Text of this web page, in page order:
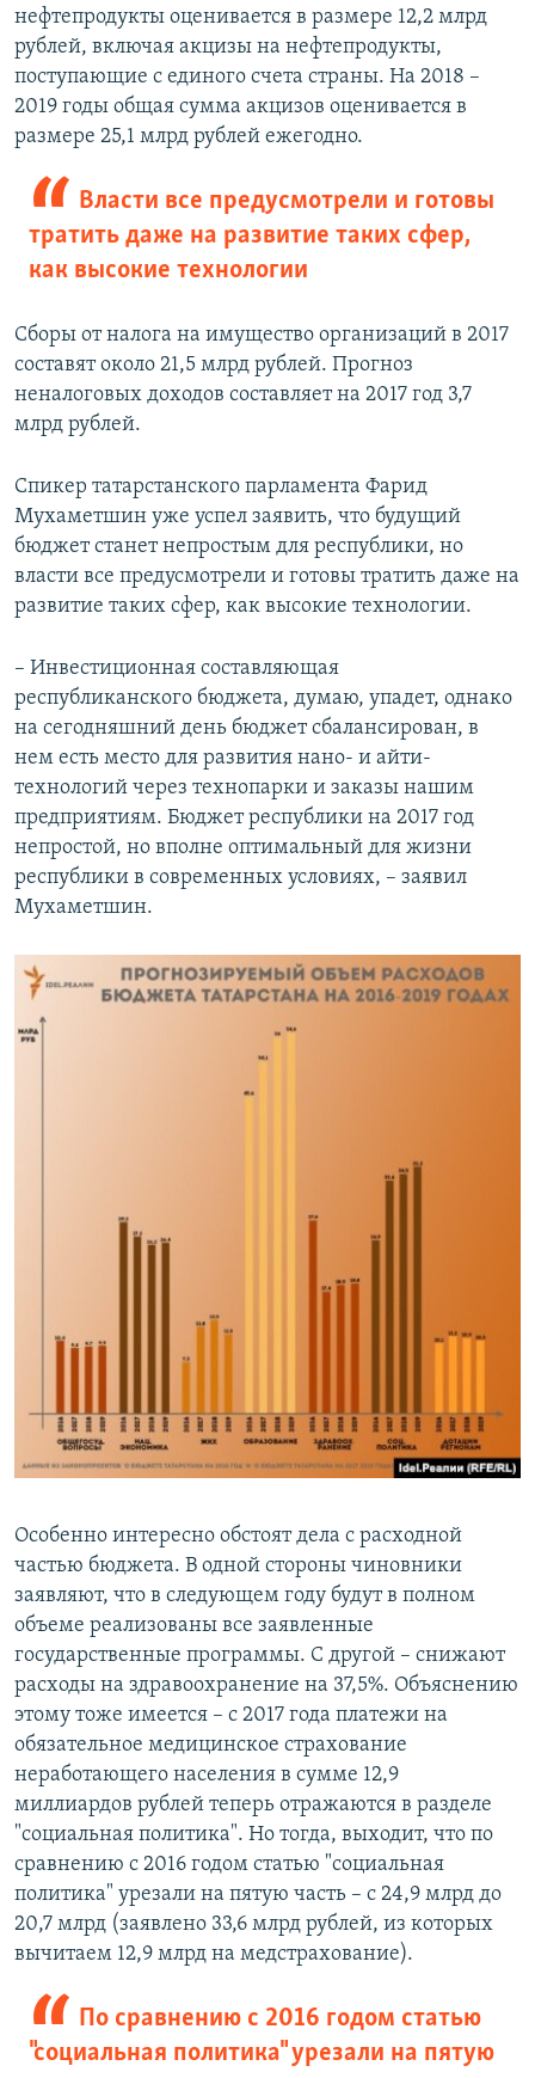
нефтепродукты оценивается в размере 12,2 млрд
рублей, включая акцизы на нефтепродукты,
поступающие с единого счета страны. На 2018 –
2019 годы общая сумма акцизов оценивается в
размере 25,1 млрд рублей ежегодно.
Власти все предусмотрели и готовы
тратить даже на развитие таких сфер,
как высокие технологии
Сборы от налога на имущество организаций в 2017
составят около 21,5 млрд рублей. Прогноз
неналоговых доходов составляет на 2017 год 3,7
млрд рублей.
Спикер татарстанского парламента Фарид
Мухаметшин уже успел заявить, что будущий
бюджет станет непростым для республики, но
власти все предусмотрели и готовы тратить даже на
развитие таких сфер, как высокие технологии.
– Инвестиционная составляющая
республиканского бюджета, думаю, упадет, однако
на сегодняшний день бюджет сбалансирован, в
нем есть место для развития нано- и айти-
технологий через технопарки и заказы нашим
предприятиям. Бюджет республики на 2017 год
непростой, но вполне оптимальный для жизни
республики в современных условиях, – заявил
Мухаметшин.
Особенно интересно обстоят дела с расходной
частью бюджета. В одной стороны чиновники
заявляют, что в следующем году будут в полном
объеме реализованы все заявленные
государственные программы. С другой – снижают
расходы на здравоохранение на 37,5%. Объяснению
этому тоже имеется – с 2017 года платежи на
обязательное медицинское страхование
неработающего населения в сумме 12,9
миллиардов рублей теперь отражаются в разделе
"социальная политика". Но тогда, выходит, что по
сравнению с 2016 годом статью "социальная
политика" урезали на пятую часть – с 24,9 млрд до
20,7 млрд (заявлено 33,6 млрд рублей, из которых
вычитаем 12,9 млрд на медстрахование).
По сравнению с 2016 годом статью
"социальная политика" урезали на пятую